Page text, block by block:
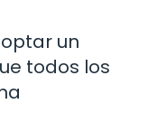
un
todos los